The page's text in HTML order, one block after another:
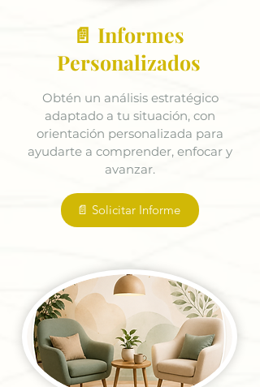
📄 Informes
Personalizados
Obtén un análisis estratégico
adaptado a tu situación, con
orientación personalizada para
ayudarte a comprender, enfocar y
avanzar.
📄 Solicitar Informe